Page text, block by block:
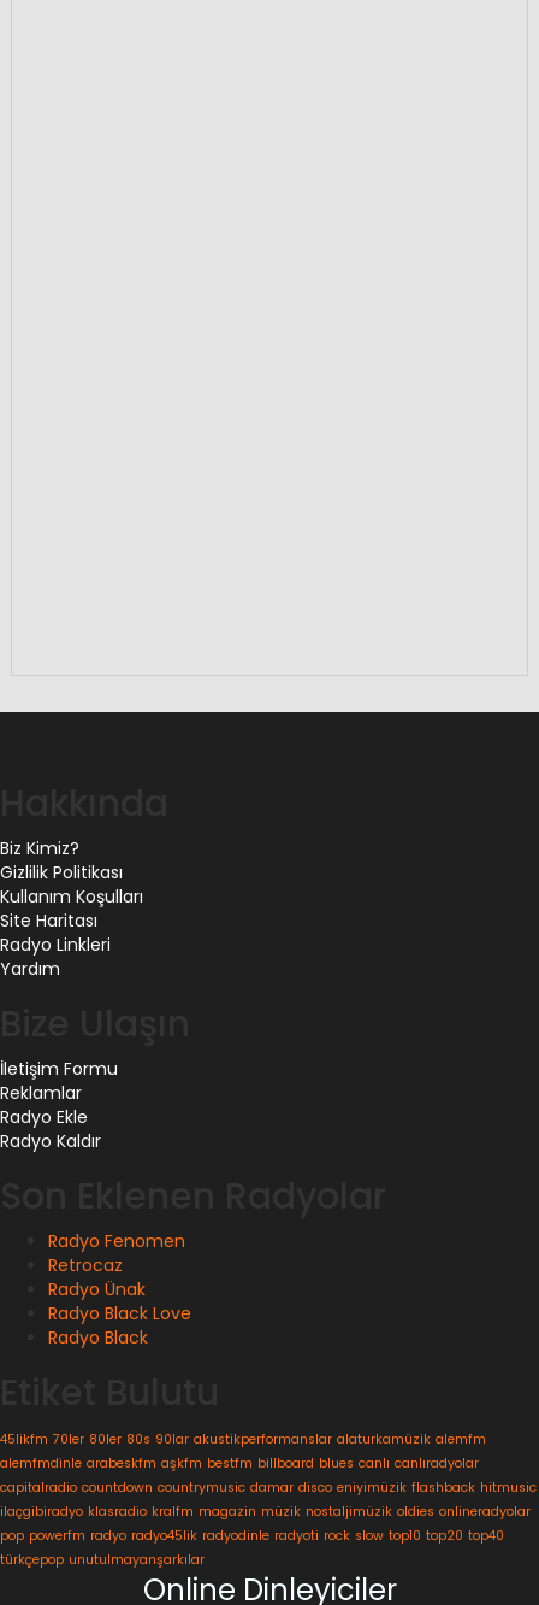
Biz Kimiz?
Gizlilik Politikası
Kullanım Koşulları
Site Haritası
Radyo Linkleri
Yardım
İletişim Formu
Reklamlar
Radyo Ekle
Radyo Kaldır
Radyo Fenomen
Retrocaz
Radyo Ünak
Radyo Black Love
Radyo Black
45likfm 70ler 80ler 80s 90lar akustikperformanslar alaturkamüzik alemfm
alemfmdinle arabeskfm aşkfm bestfm billboard blues canlı canlıradyolar
capitalradio countdown countrymusic damar disco eniyimüzik flashback hitmusic
ilaçgibiradyo klasradio kralfm magazin müzik nostaljimüzik oldies onlineradyolar
pop powerfm radyo radyo45lik radyodinle radyoti rock slow top10 top20 top40
türkçepop unutulmayanşarkılar
Online Dinleyiciler